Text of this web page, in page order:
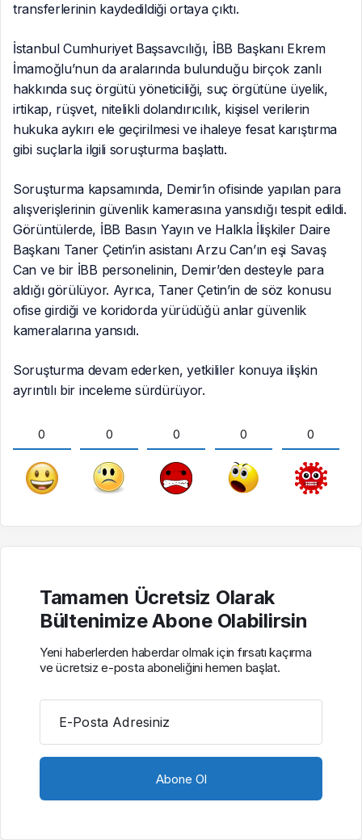
transferlerinin kaydedildiği ortaya çıktı.
İstanbul Cumhuriyet Başsavcılığı, İBB Başkanı Ekrem
İmamoğlu’nun da aralarında bulunduğu birçok zanlı
hakkında suç örgütü yöneticiliği, suç örgütüne üyelik,
irtikap, rüşvet, nitelikli dolandırıcılık, kişisel verilerin
hukuka aykırı ele geçirilmesi ve ihaleye fesat karıştırma
gibi suçlarla ilgili soruşturma başlattı.
Soruşturma kapsamında, Demir’in ofisinde yapılan para
alışverişlerinin güvenlik kamerasına yansıdığı tespit edildi.
Görüntülerde, İBB Basın Yayın ve Halkla İlişkiler Daire
Başkanı Taner Çetin’in asistanı Arzu Can’ın eşi Savaş
Can ve bir İBB personelinin, Demir’den desteyle para
aldığı görülüyor. Ayrıca, Taner Çetin’in de söz konusu
ofise girdiği ve koridorda yürüdüğü anlar güvenlik
kameralarına yansıdı.
Soruşturma devam ederken, yetkililer konuya ilişkin
ayrıntılı bir inceleme sürdürüyor.
0 0 0 0 0
Tamamen Ücretsiz Olarak
Bültenimize Abone Olabilirsin
Yeni haberlerden haberdar olmak için fırsatı kaçırma
ve ücretsiz e-posta aboneliğini hemen başlat.
E-Posta Adresiniz